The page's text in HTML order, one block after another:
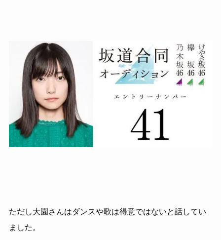
ただし大園さんはダンスや歌は得意ではないと話してい
ました。